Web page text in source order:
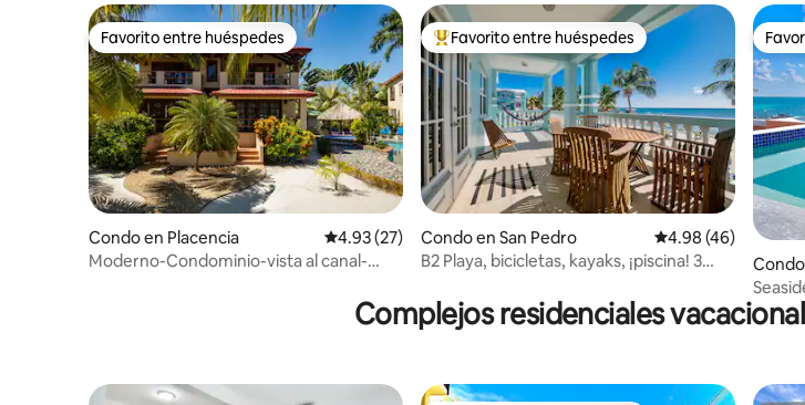
Favorito entre huéspedes
Favorito entre huéspedes
Condo en Placencia Calificación promedio: 4.93 de 5, 27 reseñas
4.93 (27)
Moderno-Condominio-vista al canal-
Favorito entre huéspedes preferido
Favorito entre huéspedes
Condo en San Pedro Calificación
4.98 (46)
B2 Playa, bicicletas, kayaks, ¡piscina! 3
Condo
e
jacuzzi
Complejos residenciales